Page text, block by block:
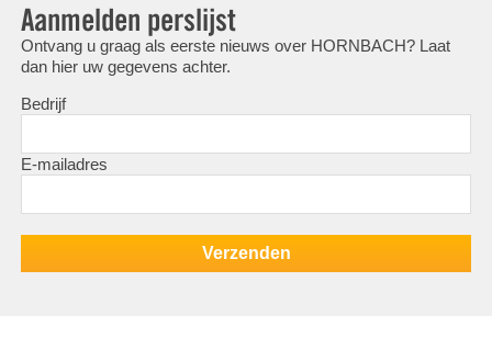
Aanmelden perslijst
Ontvang u graag als eerste nieuws over HORNBACH? Laat
dan hier uw gegevens achter.
Bedrijf
E-mailadres